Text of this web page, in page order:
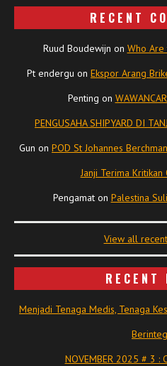
RECENT
Ruud Boudewijn on Who Are
Pt endergu on Ekspor Arang
Penting on
PENGUSAHA SHIPYARD DI
Gun on POD St Johannes
Janji Terima
Pengamaton Palestina
View all
RECENT
Menjadi Tenaga Medis, Tenaga
NOVEMBER 2025 # 3 :